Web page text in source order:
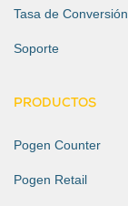
Tasa de Conversión
Soporte
PRODUCTOS
Pogen Counter
Pogen Retail